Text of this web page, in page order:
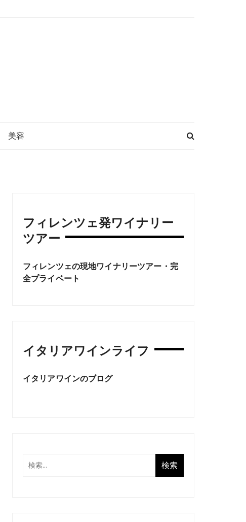
美容
フィレンツェ発ワイナリー
ツアー
フィレンツェの現地ワイナリーツアー・完
全プライベート
イタリアワインライフ
イタリアワインのブログ